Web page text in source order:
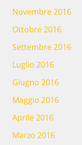
Novembre 2016
Ottobre 2016
Settembre 2016
Luglio 2016
Giugno 2016
Maggio 2016
Aprile 2016
Marzo 2016